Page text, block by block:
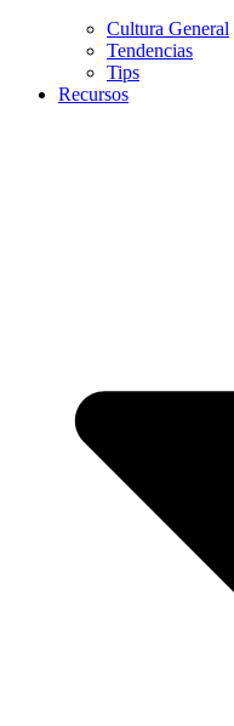
Cultura General
Tendencias
Tips
Recursos